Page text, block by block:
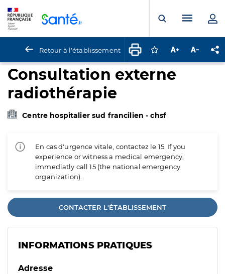
Ouvrir laMenu
Retour à l'établissement Connectez-vous
Augmenter la
Consultation externe
radiothérapie
Centre hospitalier sud francilien - chsf
En cas d'urgence vitale, contactez le 15. If you
experience or witness a medical emergency,
immediatly call 15 (the national emergency
organization).
CONTACTER L'ÉTABLISSEMENT
INFORMATIONS PRATIQUES
Adresse